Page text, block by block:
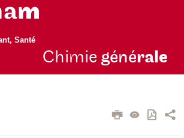
Santé
Chimie générale